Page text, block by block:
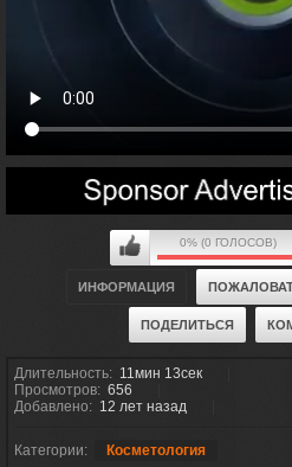
0% (0 ГОЛОСОВ)
ИНФОРМАЦИЯ
ПОДЕЛИТЬСЯ
Длительность: 11мин 13сек
Просмотров: 656
Добавлено: 12 лет назад
Категории: Косметология